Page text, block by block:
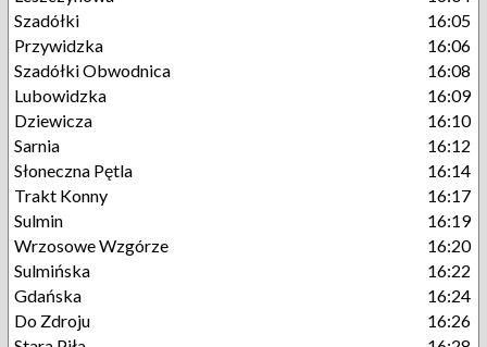
Szadółki
16:05
Przywidzka
16:06
Szadółki Obwodnica
16:08
Lubowidzka
16:09
Dziewicza
16:10
Sarnia
16:12
Słoneczna Pętla
16:14
Trakt Konny
16:17
Sulmin
16:19
Wrzosowe Wzgórze
16:20
Sulmińska
16:22
Gdańska
16:24
Do Zdroju
16:26